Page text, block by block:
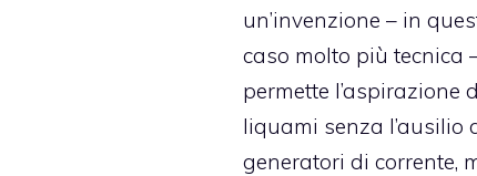
un’invenzione – in
caso molto più tecnica
permette l’aspirazione
liquami senza l’ausilio
generatori di corrente,